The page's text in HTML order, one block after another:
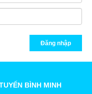
Đăng nhập
BÌNH MINH